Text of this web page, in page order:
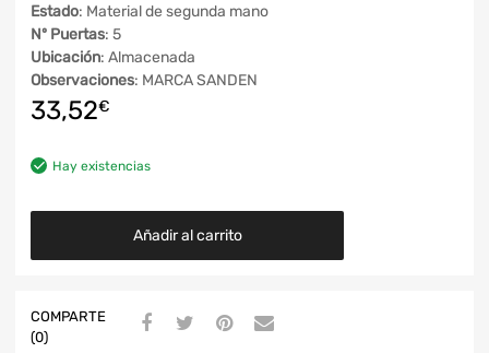
Estado: Material de segunda mano
Nº Puertas: 5
Ubicación: Almacenada
Observaciones: MARCA SANDEN
33,52€
Hay existencias
Añadir al carrito
COMPARTE
(0)